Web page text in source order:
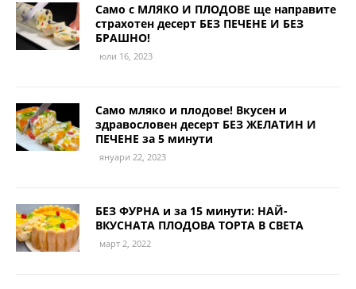
Само с МЛЯКО И ПЛОДОВЕ ще направите
страхотен десерт БЕЗ ПЕЧЕНЕ И БЕЗ
БРАШНО!
юли 16, 2023
Само мляко и плодове! Вкусен и
здравословен десерт БЕЗ ЖЕЛАТИН И
ПЕЧЕНЕ за 5 минути
януари 22, 2023
БЕЗ ФУРНА и за 15 минути: НАЙ-
ВКУСНАТА ПЛОДОВА ТОРТА В СВЕТА
март 2, 2022